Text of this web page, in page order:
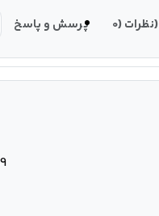
پرسش و پاسخ نظرات (0)